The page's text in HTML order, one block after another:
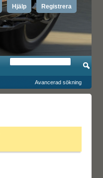
Registrera
Hjälp
Avancerad sökning